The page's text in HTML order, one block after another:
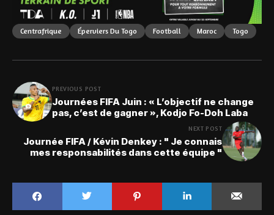
Centrafrique Éperviers Du Togo Football Maroc Togo
PREVIOUS POST
Journées FIFA Juin : « L’objectif ne change
pas, c’est de gagner », Kodjo Fo-Doh Laba
NEXT POST
Journée FIFA / Kévin Denkey : " Je connais
mes responsabilités dans cette équipe "